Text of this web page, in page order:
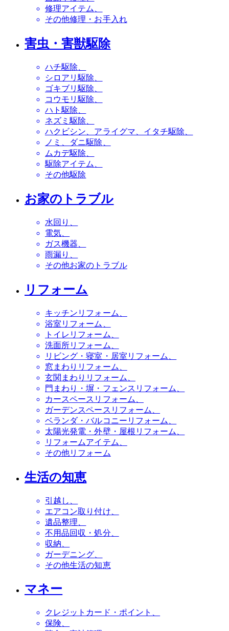
修理アイテム
その他修理・お手入れ
害虫・害獣駆除
ハチ駆除
シロアリ駆除
ゴキブリ駆除
コウモリ駆除
ハト駆除
ネズミ駆除
ハクビシン、アライグマ、イタチ駆除
ノミ、ダニ駆除
ムカデ駆除
駆除アイテム
その他駆除
お家のトラブル
水回り
電気
ガス機器
雨漏り
その他お家のトラブル
リフォーム
キッチンリフォーム
浴室リフォーム
トイレリフォーム
洗面所リフォーム
リビング・寝室・居室リフォーム
窓まわりリフォーム
玄関まわりリフォーム
門まわり・塀・フェンスリフォーム
カースペースリフォーム
ガーデンスペースリフォーム
ベランダ・バルコニーリフォーム
太陽光発電・外壁・屋根リフォーム
リフォームアイテム
その他リフォーム
生活の知恵
引越し
エアコン取り付け
遺品整理
不用品回収・処分
収納
ガーデニング
その他生活の知恵
マネー
クレジットカード・ポイント
保険